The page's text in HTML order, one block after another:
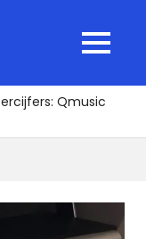
MENU
Qmusic